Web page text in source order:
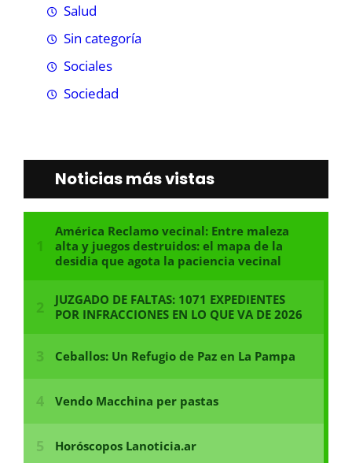
Salud
Sin categoría
Sociales
Sociedad
Noticias más vistas